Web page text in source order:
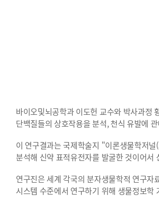
바이오및뇌공학과 이도헌 교수와 박사과정
단백질들의 상호작용을 분석, 천식 유발에
이 연구결과는 국제학술지 "이론생물학저
분석해 신약 표적유전자를 발굴한 것이어
연구진은 세계 각국의 분자생물학적 연구
시스템 수준에서 연구하기 위해 생물정보